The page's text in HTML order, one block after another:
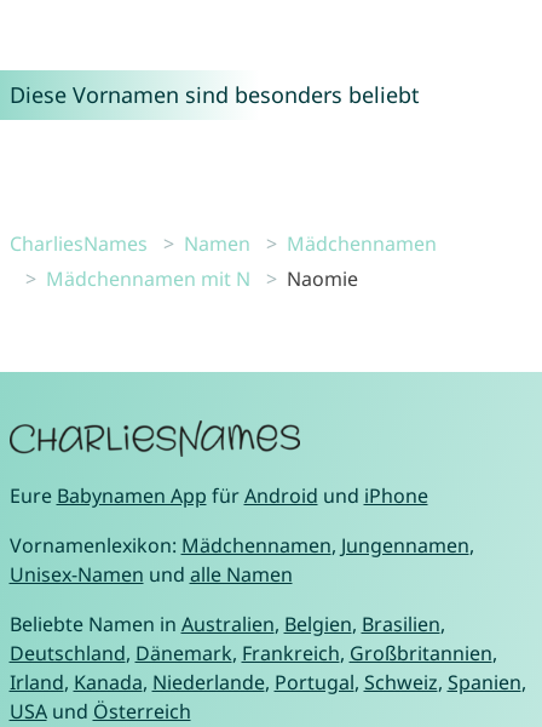
Diese Vornamen sind besonders beliebt
CharliesNames Namen
Mädchennamen
Mädchennamen mit N
Naomie
Eure Babynamen App fürAndroid und iPhone
Vornamenlexikon: Mädchennamen, Jungennamen,
Unisex-Namen und alle Namen
Beliebte Namen in Australien, Belgien, Brasilien,
Deutschland, Dänemark, Frankreich, Großbritannien,
Irland, Kanada, Niederlande, Portugal, Schweiz, Spanien,
USAund Österreich